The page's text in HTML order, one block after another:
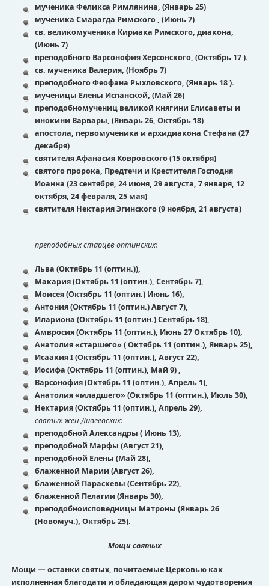
мученика Феликса Римлянина, (Январь 25)
мученика Смарагда Римского , (Июнь 7)
св. великомученика Кириака Римского, диакона,
(Июнь 7)
преподобного Варсонофия Херсонского, (Октябрь 17 ).
св. мученика Валерия, (Ноябрь 7)
преподобного Феофана Рыхловского, (Январь 18 ).
мученицы Елены Испанской, (Май 26)
преподобномучениц великой княгини Елисаветы и
инокини Варвары, (Январь 26, Октябрь 18)
апостола, первомученика и архидиакона Стефана (27
декабря)
святителя Афанасия Ковровского (15 октября)
святого пророка, Предтечи и Крестителя Господня
Иоанна (23 сентября, 24 июня, 29 августа, 7 января, 12
октября, 24 февраля, 25 мая)
святителя Нектария Эгинского (9 ноября, 21 августа)
преподобных старцев оптинских:
Льва (Октябрь 11 (оптин.)),
Макария (Октябрь 11 (оптин.), Сентябрь 7),
Моисея (Октябрь 11 (оптин.) Июнь 16),
Антония (Октябрь 11 (оптин.) Август 7),
Илариона (Октябрь 11 (оптин.) Сентябрь 18),
Амвросия (Октябрь 11 (оптин.), Июнь 27 Октябрь 10),
Анатолия «старшего» ( Октябрь 11 (оптин.), Январь 25),
Исаакия I (Октябрь 11 (оптин.), Август 22),
Иосифа (Октябрь 11 (оптин.), Май 9) ,
Варсонофия (Октябрь 11 (оптин.), Апрель 1),
Анатолия «младшего» (Октябрь 11 (оптин.), Июль 30),
Нектария (Октябрь 11 (оптин.), Апрель 29),
святых жен Дивеевских:
преподобной Александры ( Июнь 13),
преподобной Марфы (Август 21),
преподобной Елены (Май 28),
блаженной Марии (Август 26),
блаженной Параскевы (Сентябрь 22),
блаженной Пелагии (Январь 30),
преподобноисповедницы Матроны (Январь 26
(Новомуч.), Октябрь 25).
Мощи святых
Мощи — останки святых, почитаемые Церковью как
исполненная благодати и обладающая даром чудотворения